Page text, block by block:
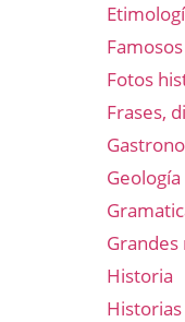
Fotos
Frases,
Geología
Historia